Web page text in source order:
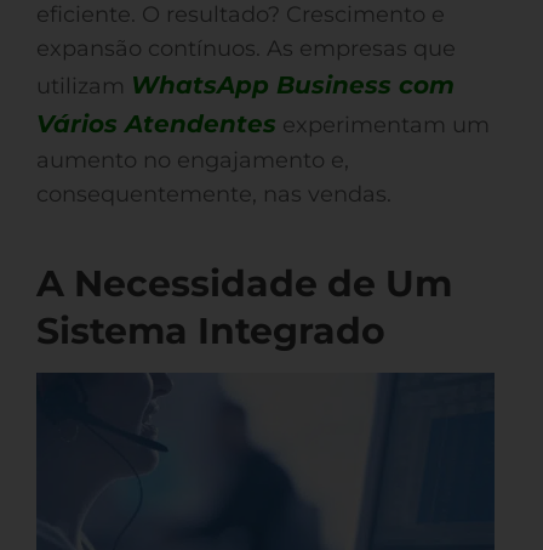
eficiente. O resultado? Crescimento e
expansão contínuos. As empresas que
utilizam WhatsApp Business com
Vários Atendentes experimentam um
aumento no engajamento e,
consequentemente, nas vendas.
A Necessidade de Um
Sistema Integrado